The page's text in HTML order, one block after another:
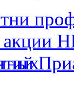
акции